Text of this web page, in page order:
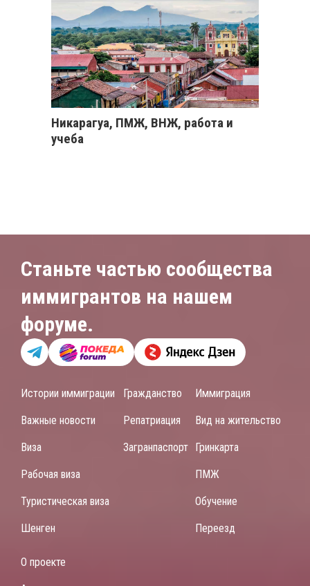
Никарагуа, ПМЖ, ВНЖ, работа и
учеба
Станьте частью сообщества
иммигрантов на нашем
форуме.
Истории иммиграции
Важные новости
Виза
Рабочая виза
Туристическая виза
Шенген
Гражданство
Репатриация
Загранпаспорт
Иммиграция
Вид на жительство
Гринкарта
ПМЖ
Обучение
Переезд
О проекте